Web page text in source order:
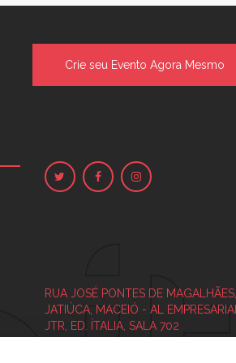
Crie seu Evento Agora Mesmo
RUA JOSÉ PONTES DE
JATIÚCA, MACEIÓ - AL
EMPRESARIAL
JTR, ED. ÍTALIA, SALA 702